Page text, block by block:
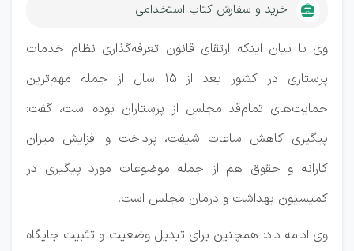
خرید و سفارش کتاب استخدامی
وی با بیان اینکه ارتقای قانون تعرفه‌گذاری نظام خدمات
پرستاری در کشور بعد از ۱۵ سال از جمله مهم‌ترین
حمایت‌های تمام‌قد مجلس از پرستاران بوده است، گفت:
پیگیری کاهش ساعات شیفت، پرداخت و افزایش میزان
کارانه و حقوق هم از جمله موضوعات مورد پیگیری در
کمیسیون بهداشت و درمان مجلس است.
وی ادامه داد: همچنین برای تبدیل وضعیت و تثبیت جایگاه